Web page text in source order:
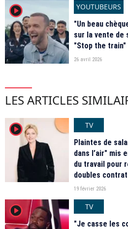
player2
YOUTUBEURS
"Un beau
sur la vente de
"Stop the train"
26 avril 2026
LES ARTICLES
player2
TV
Plaintes de
dans l’air" mis
du travail pour
doubles
19 février 2026
player2
TV
"Je casse les